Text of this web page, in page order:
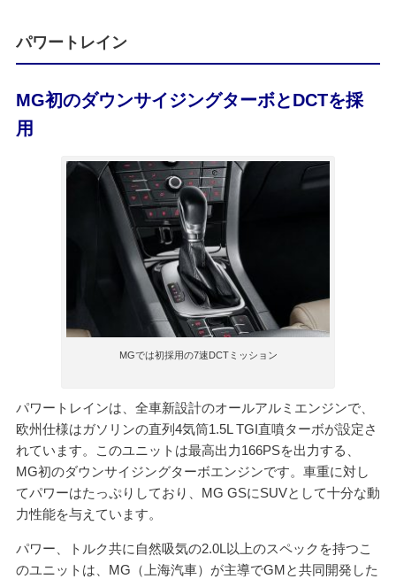
パワートレイン
MG初のダウンサイジングターボとDCTを採
用
MGでは初採用の7速DCTミッション
パワートレインは、全車新設計のオールアルミエンジンで、
欧州仕様はガソリンの直列4気筒1.5L TGI直噴ターボが設定さ
れています。このユニットは最高出力166PSを出力する、
MG初のダウンサイジングターボエンジンです。車重に対し
てパワーはたっぷりしており、MG GSにSUVとして十分な動
力性能を与えています。
パワー、トルク共に自然吸気の2.0L以上のスペックを持つこ
のユニットは、MG（上海汽車）が主導でGMと共同開発した